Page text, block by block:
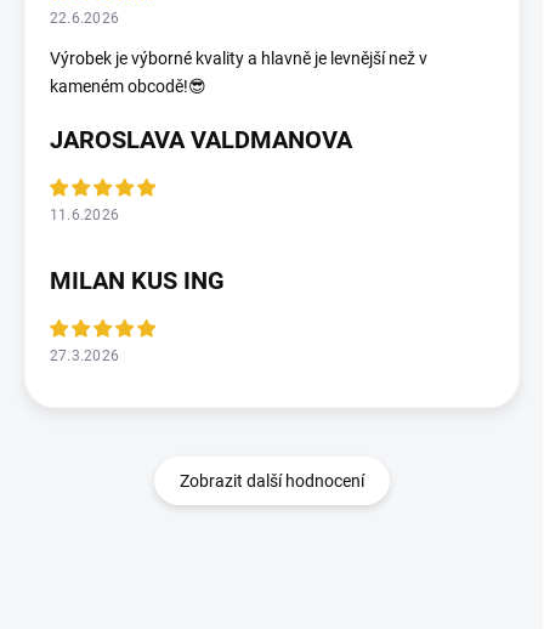
22.6.2026
Výrobek je výborné kvality a hlavně je levnější než v
kameném obcodě!😎
JAROSLAVA VALDMANOVA
11.6.2026
MILAN KUS ING
27.3.2026
Zobrazit další hodnocení